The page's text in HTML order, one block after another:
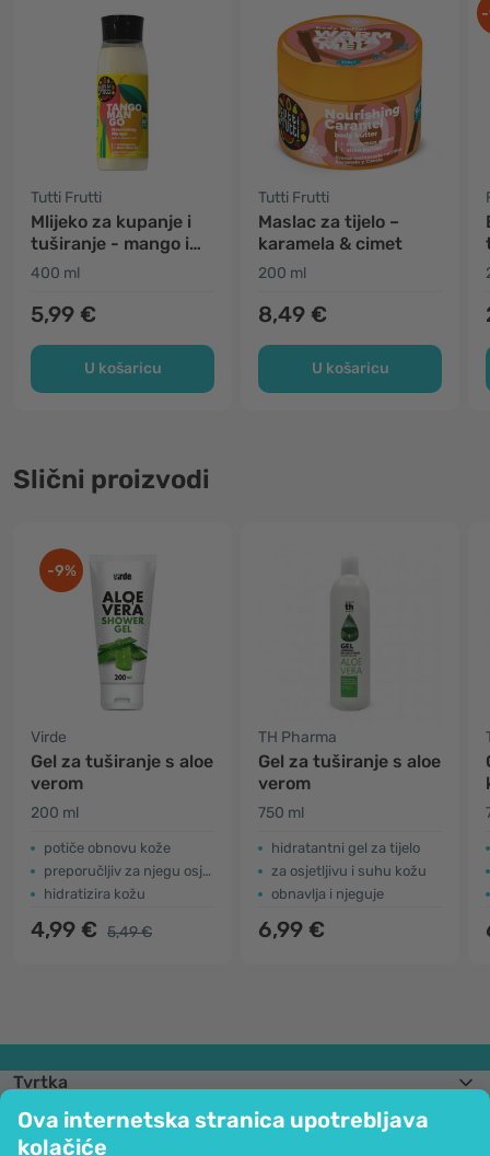
Ova internetska stranica upotrebljava
kolačiće
Tutti Frutti
Mlijeko za kupanje i
tuširanje - mango i
limunska trava
400 ml
5,99 €
U košaricu
Tutti Frutti
Maslac za tijelo –
karamela & cimet
200 ml
8,49 €
U košaricu
-
Slični proizvodi
-9%
Virde
Gel za tuširanje s aloe
verom
200 ml
potiče obnovu kože
preporučljiv za njegu osjetljive kože
hidratizira kožu
4,99 € 5,49 €
TH Pharma
Gel za tuširanje s aloe
verom
750 ml
hidratantni gel za tijelo
za osjetljivu i suhu kožu
obnavlja i njeguje
6,99 €
Tvrtka
Informacije
Pridružite nam se